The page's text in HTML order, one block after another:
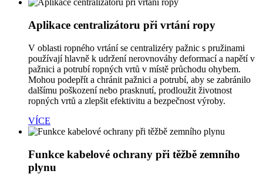
Aplikace centralizátoru při vrtání ropy
V oblasti ropného vrtání se centralizéry pažnic s pružinami
používají hlavně k udržení nerovnováhy deformací a napětí v
pažnici a potrubí ropných vrtů v místě průchodu ohybem.
Mohou podepřít a chránit pažnici a potrubí, aby se zabránilo
dalšímu poškození nebo prasknutí, prodloužit životnost
ropných vrtů a zlepšit efektivitu a bezpečnost výroby.
VÍCE
Funkce kabelové ochrany při těžbě zemního
plynu